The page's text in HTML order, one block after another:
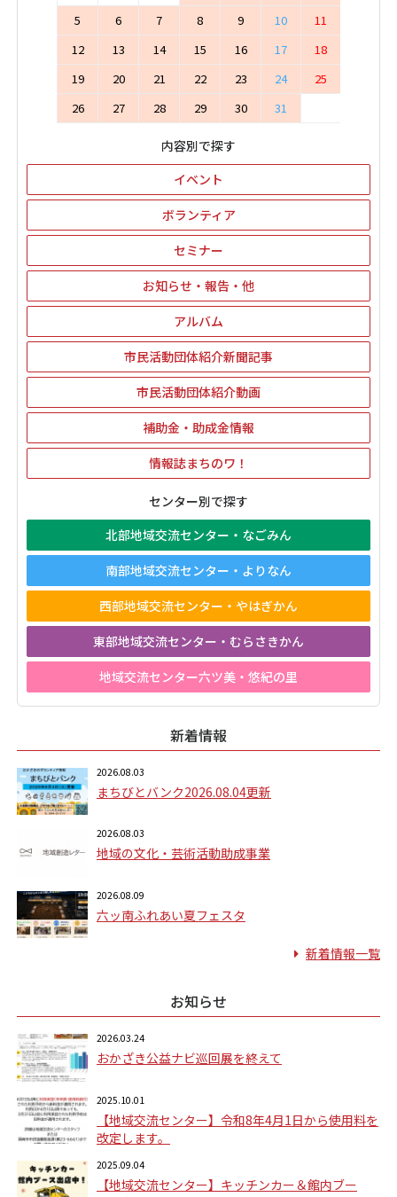
5
6 7 8 9 10
11
12
13 14 15 16 17
18
19
20 21 22 23 24
25
26
27 28 29 30 31
内容別で探す
イベント
ボランティア
セミナー
お知らせ・報告・他
アルバム
市民活動団体紹介新聞記事
市民活動団体紹介動画
補助金・助成金情報
情報誌まちのワ！
センター別で探す
北部地域交流センター・なごみん
南部地域交流センター・よりなん
西部地域交流センター・やはぎかん
東部地域交流センター・むらさきかん
地域交流センター六ツ美・悠紀の里
新着情報
2026.08.03
まちびとバンク2026.08.04更新
2026.08.03
地域の文化・芸術活動助成事業
2026.08.09
六ッ南ふれあい夏フェスタ
新着情報一覧
お知らせ
2026.03.24
おかざき公益ナビ巡回展を終えて
2025.10.01
【地域交流センター】令和8年4月1日から使用料を
改定します。
2025.09.04
【地域交流センター】キッチンカー＆館内ブー